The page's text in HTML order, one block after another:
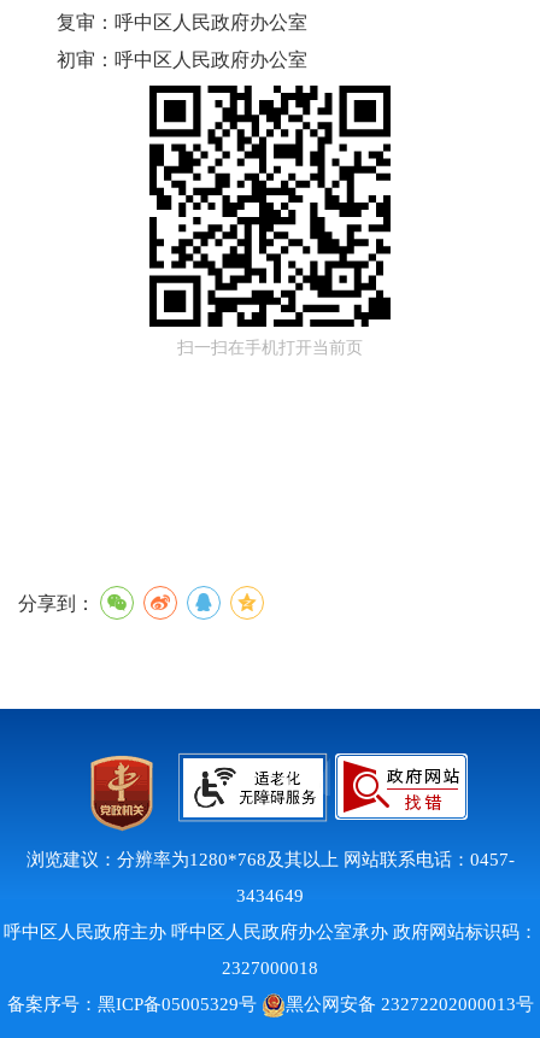
复审： 呼中区人民政府办公室
初审： 呼中区人民政府办公室
扫一扫在手机打开当前页
分享到：
浏览建议：分辨率为1280*768及其以上 网站联系电话：0457-
3434649
呼中区人民政府主办 呼中区人民政府办公室承办 政府网站标识码：
2327000018
备案序号： 黑ICP备05005329号 黑公网安备 23272202000013号